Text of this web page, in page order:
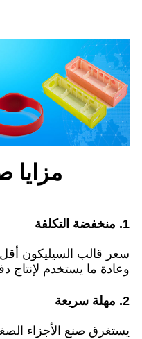
مزايا
1. منخفضة التكلفة
سعر قالب السيليكون
وعادة ما يستخدم لإنتاج
2. مهلة سريعة
يستغرق صنع الأجزاء الصغيرة